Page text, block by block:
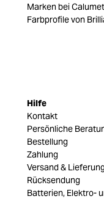
Marken bei Calumet
Farbprofile von
Hilfe
Kontakt
Persönliche
Bestellung
Zahlung
Versand &
Rücksendung
Batterien, Elektro-